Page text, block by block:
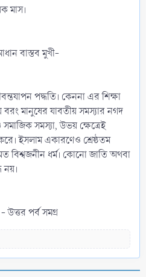
মাস।
বাস্তব মুখী-
পদ্ধতি। কেননা এর শিক্ষা
বরং মানুষের যাবতীয় সমস্যার নগদ
সমাজিক সমস্যা, উভয় ক্ষেত্রেই
ইসলাম একারণেও শ্রেষ্ঠতম
বিশ্বজনীন ধর্ম। কোনো জাতি অথবা
নয়।
উত্তর পর্ব সমগ্র